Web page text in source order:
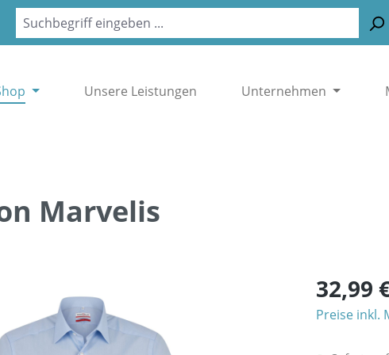
Unsere Leistungen Unternehmen
Marvelis
32,99
Preise inkl.